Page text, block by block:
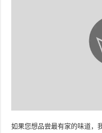
如果您想品尝最有家的味道，